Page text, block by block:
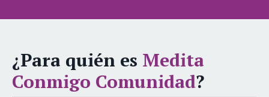
¿Para quién es Medita
Conmigo Comunidad?